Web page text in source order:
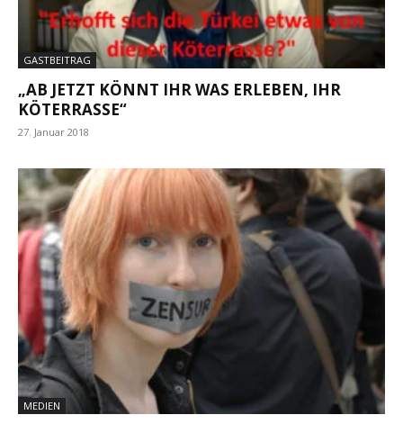
GASTBEITRAG
„AB JETZT KÖNNT IHR WAS ERLEBEN, IHR
KÖTERRASSE“
27. Januar 2018
MEDIEN